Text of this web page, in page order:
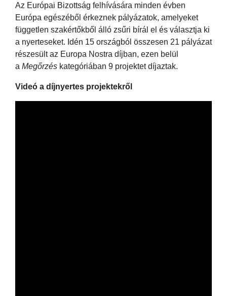
Az Európai Bizottság felhívására minden évben
Európa egészéből érkeznek pályázatok, amelyeket
független szakértőkből álló zsűri bírál el és választja ki
a nyerteseket. Idén 15 országból összesen 21 pályázat
részesült az Europa Nostra díjban, ezen belül
a Megőrzés kategóriában 9 projektet díjaztak.
Videó a díjnyertes projektekről